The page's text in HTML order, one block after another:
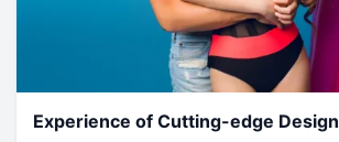
Experience of Cutting-edge Design